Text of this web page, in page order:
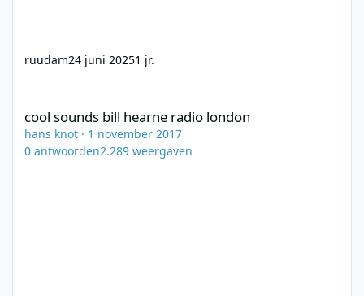
ruudam24 juni 20251 jr.
cool sounds bill hearne radio london
hans knot · 1 november 2017
0 antwoorden2.289 weergaven